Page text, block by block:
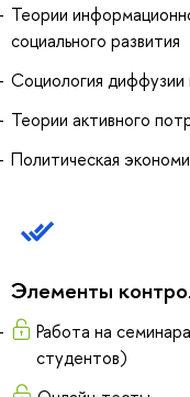
Теории
социального развития
Социология диффузии
Теории активного
Политическая
Элементы
Работа на
студентов)